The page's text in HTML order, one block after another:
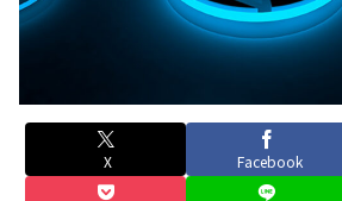
X Facebook